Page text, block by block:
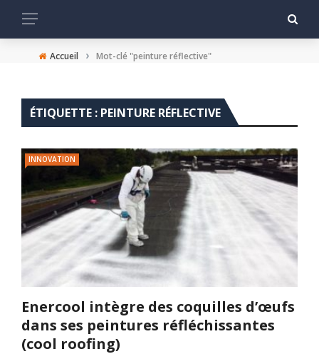
Accueil › Mot-clé "peinture réflective"
ÉTIQUETTE : PEINTURE RÉFLECTIVE
INNOVATION
Enercool intègre des coquilles d’œufs
dans ses peintures réfléchissantes
(cool roofing)